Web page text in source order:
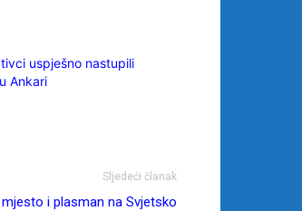
uspješno nastupili
Ankari
Sljedeći članak
i plasman na Svjetsko